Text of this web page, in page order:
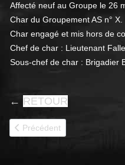
Affecté neuf au Groupe le 26
Char du Groupement AS n° X.
Char engagé et mis hors de
Chef de char : Lieutenant
Sous-chef de char : Brigadier
← RETOUR
Article précédent : 62492
Précédent